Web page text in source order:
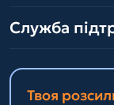
Служба
Твоя